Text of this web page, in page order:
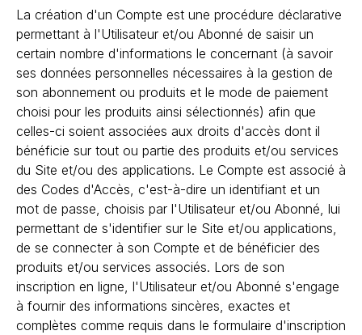
La création d'un Compte est une procédure déclarative
permettant à l'Utilisateur et/ou Abonné de saisir un
certain nombre d'informations le concernant (à savoir
ses données personnelles nécessaires à la gestion de
son abonnement ou produits et le mode de paiement
choisi pour les produits ainsi sélectionnés) afin que
celles-ci soient associées aux droits d'accès dont il
bénéficie sur tout ou partie des produits et/ou services
du Site et/ou des applications. Le Compte est associé à
des Codes d'Accès, c'est-à-dire un identifiant et un
mot de passe, choisis par l'Utilisateur et/ou Abonné, lui
permettant de s'identifier sur le Site et/ou applications,
de se connecter à son Compte et de bénéficier des
produits et/ou services associés. Lors de son
inscription en ligne, l'Utilisateur et/ou Abonné s'engage
à fournir des informations sincères, exactes et
complètes comme requis dans le formulaire d'inscription